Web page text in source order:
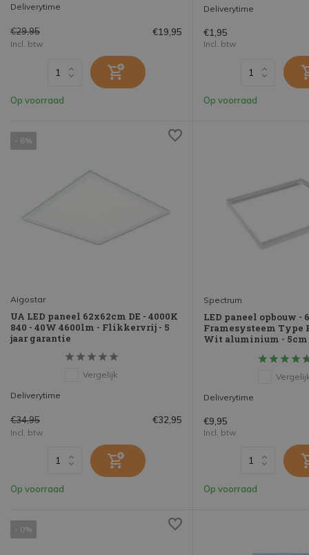
Deliverytime
€29,95 €19,95
Incl. btw
Op voorraad
Deliverytime
€1,95
Incl. btw
Op voorraad
- 6%
Aigostar
UA LED paneel 62x62cm DE - 4000K
840 - 40W 4600lm - Flikkervrij - 5
jaar garantie
Vergelijk
Deliverytime
€34,95 €32,95
Incl. btw
Op voorraad
Spectrum
LED paneel opbouw -
Framesysteem Type
Wit aluminium - 5cm
Deliverytime
€9,95
Incl. btw
Op voorraad
- 0%